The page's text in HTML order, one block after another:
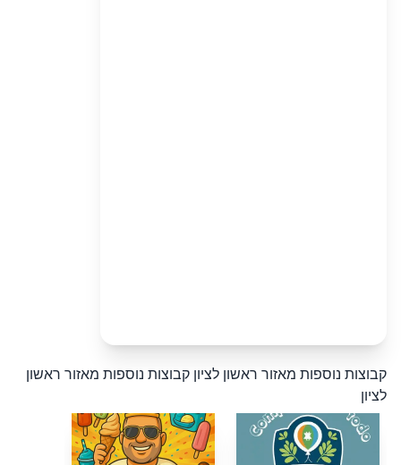
קבוצות נוספות מאזור ראשון לציון קבוצות נוספות מאזור ראשון
לציון